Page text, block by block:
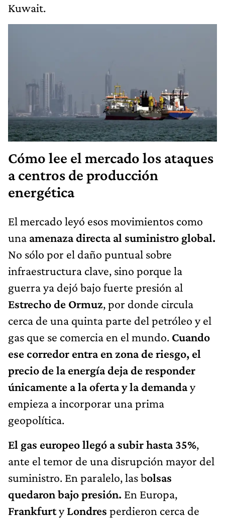
Kuwait.
Cómo lee el mercado los ataques
a centros de producción
energética
El mercado leyó esos movimientos como
una amenaza directa al suministro global.
No sólo por el daño puntual sobre
infraestructura clave, sino porque la
guerra ya dejó bajo fuerte presión al
Estrecho de Ormuz, por donde circula
cerca de una quinta parte del petróleo y el
gas que se comercia en el mundo. Cuando
ese corredor entra en zona de riesgo, el
precio de la energía deja de responder
únicamente a la oferta y la demanday
empieza a incorporar una prima
geopolítica.
El gas europeo llegó a subir hasta 35%,
ante el temor de una disrupción mayor del
suministro. En paralelo, las bolsas
quedaron bajo presión. En Europa,
FrankfurtyLondres perdieron cerca de